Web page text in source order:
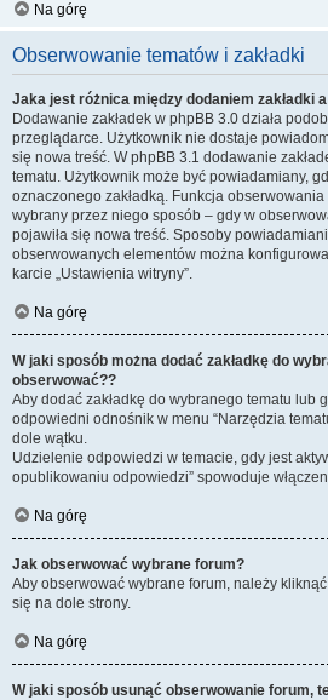
Na górę
Obserwowanie tematów i zakładki
Jaka jest różnica między dodaniem zakładki
Dodawanie zakładek w phpBB 3.0 działa
przeglądarce. Użytkownik nie dostaje
się nowa treść. W phpBB 3.1 dodawanie
tematu. Użytkownik może być powiadamiany,
oznaczonego zakładką. Funkcja
wybrany przez niego sposób – gdy w
pojawiła się nowa treść. Sposoby
obserwowanych elementów można
karcie „Ustawienia witryny”.
Na górę
W jaki sposób można dodać zakładkę do
obserwować??
Aby dodać zakładkę do wybranego tematu lub
odpowiedni odnośnik w menu “Narzędzia
dole wątku.
Udzielenie odpowiedzi w temacie, gdy jest
opublikowaniu odpowiedzi” spowoduje
Na górę
Jak obserwować wybrane forum?
Aby obserwować wybrane forum, należy
się na dole strony.
Na górę
W jaki sposób usunąć obserwowanie forum,